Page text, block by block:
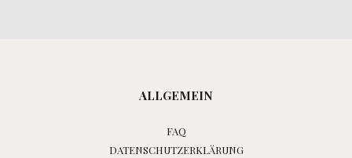
ALLGEMEIN
FAQ
DATENSCHUTZERKLÄRUNG